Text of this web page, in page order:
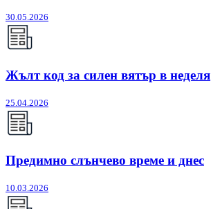
30.05.2026
Жълт код за силен вятър в неделя
25.04.2026
Предимно слънчево време и днес
10.03.2026